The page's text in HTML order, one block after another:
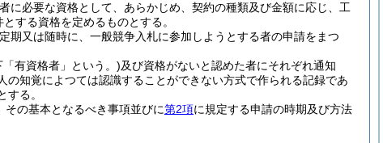
に必要な資格として、あらかじめ、契約の種類及び金額に応じ、工
する資格を定めるものとする。
期又は随時に、一般競争入札に参加しようとする者の申請をまつ
「有資格者」という。)及び資格がないと認めた者にそれぞれ通知
の知覚によつては認識することができない方式で作られる記録であ
する。
の基本となるべき事項並びに第2項に規定する申請の時期及び方法